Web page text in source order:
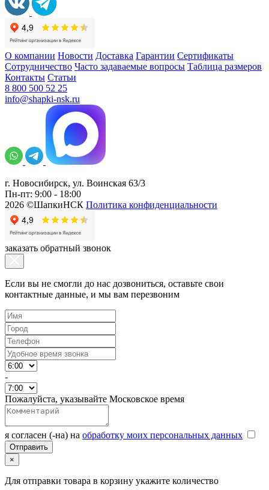
О компании Новости Доставка Гарантии Сертификаты
Сотрудничество Часто задаваемые вопросы Таблица размеров
Контакты Статьи
8 800 500 52 25
info@shapki-nsk.ru
г. Новосибирск, ул. Воинская 63/3
Пн-пт: 9:00 - 18:00
2026 ©ШапкиНСК Политика конфиденциальности
заказать обратный звонок
Если вы не смогли до нас дозвониться, оставьте свои
контактные данные, и мы вам перезвоним
-
Пожалуйста, указывайте Московское время
я согласен (-на) на обработку моих персональных данных
×
Для отправки товара в корзину укажите количество